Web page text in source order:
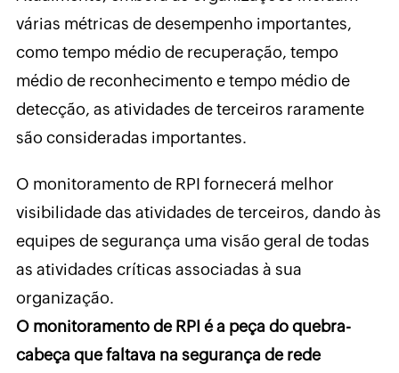
várias métricas de desempenho importantes,
como tempo médio de recuperação, tempo
médio de reconhecimento e tempo médio de
detecção, as atividades de terceiros raramente
são consideradas importantes.
O monitoramento de RPI fornecerá melhor
visibilidade das atividades de terceiros, dando às
equipes de segurança uma visão geral de todas
as atividades críticas associadas à sua
organização.
O monitoramento de RPI é a peça do quebra-
cabeça que faltava na segurança de rede